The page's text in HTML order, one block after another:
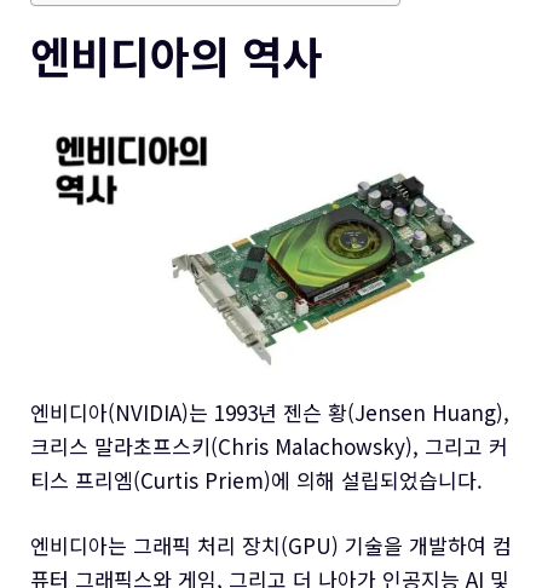
엔비디아의 역사
엔비디아(NVIDIA)는 1993년 젠슨 황(Jensen Huang),
크리스 말라초프스키(Chris Malachowsky), 그리고 커
티스 프리엠(Curtis Priem)에 의해 설립되었습니다.
엔비디아는 그래픽 처리 장치(GPU) 기술을 개발하여 컴
퓨터 그래픽스와 게임, 그리고 더 나아가 인공지능 AI 및